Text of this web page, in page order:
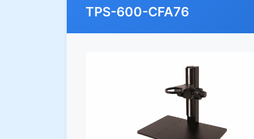
TPS-600-CFA76